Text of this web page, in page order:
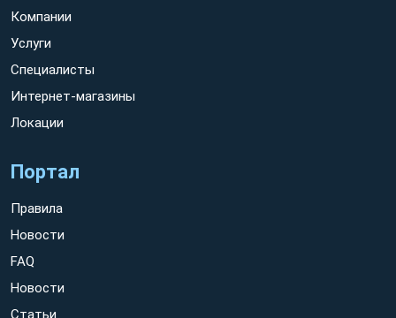
Компании
Услуги
Специалисты
Интернет-магазины
Локации
Портал
Правила
Новости
FAQ
Новости
Статьи